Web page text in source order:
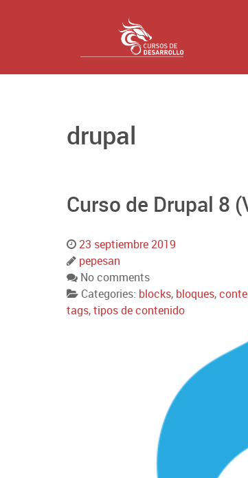
drupal
Curso de Drupal 8
23 septiembre 2019
pepesan
No comments
Categories: blocks, bloques,
tags,tipos de contenido